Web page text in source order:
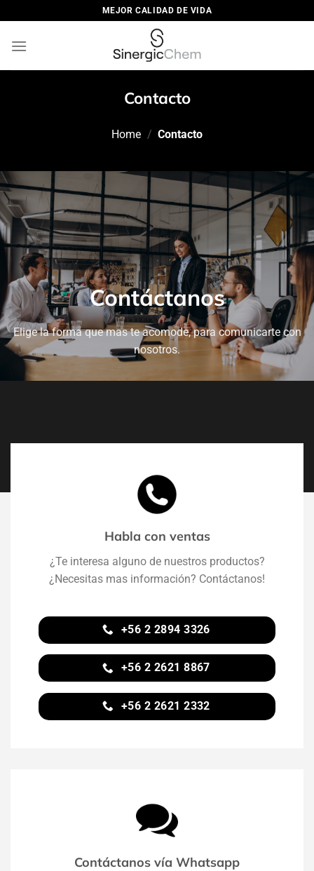
al
contenido
MEJOR CALIDAD DE VIDA
Contacto
Home / Contacto
Contáctanos
Elige la forma que mas te acomode, para comunicarte con
nosotros.
Habla con ventas
¿Te interesa alguno de nuestros productos?
¿Necesitas mas información? Contáctanos!
+56 2 2894 3326
+56 2 2621 8867
+56 2 2621 2332
Contáctanos vía Whatsapp